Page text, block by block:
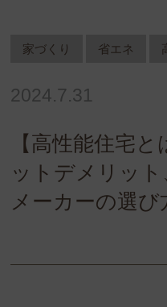
家づくり 省エネ
2024.7.31
【高性能住宅
ットデメリッ
メーカーの選